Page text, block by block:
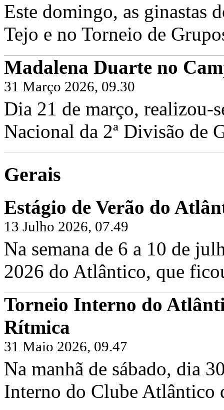
Este domingo, as ginastas
Tejo e no Torneio de
Madalena Duarte no
31 Março 2026, 09.30
Dia 21 de março, realizou-
Nacional da 2ª Divisão de
Gerais
Estágio de Verão do
13 Julho 2026, 07.49
Na semana de 6 a 10 de
2026 do Atlântico, que
Torneio Interno do
Rítmica
31 Maio 2026, 09.47
Na manhã de sábado, dia
Interno do Clube Atlântico